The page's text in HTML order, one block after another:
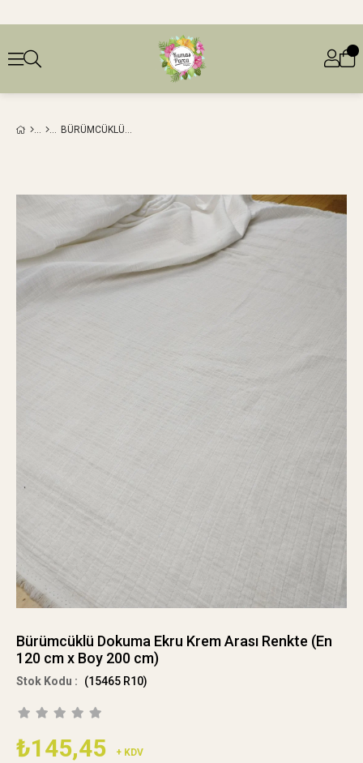
BÜRÜMCÜKLÜ DOKUMA EKRU KREM ARASI RENKTE (EN 120 CM X BOY 200 CM)
Bürümcüklü Dokuma Ekru Krem Arası Renkte (En
120 cm x Boy 200 cm)
(15465 R10)
₺145,45 + KDV